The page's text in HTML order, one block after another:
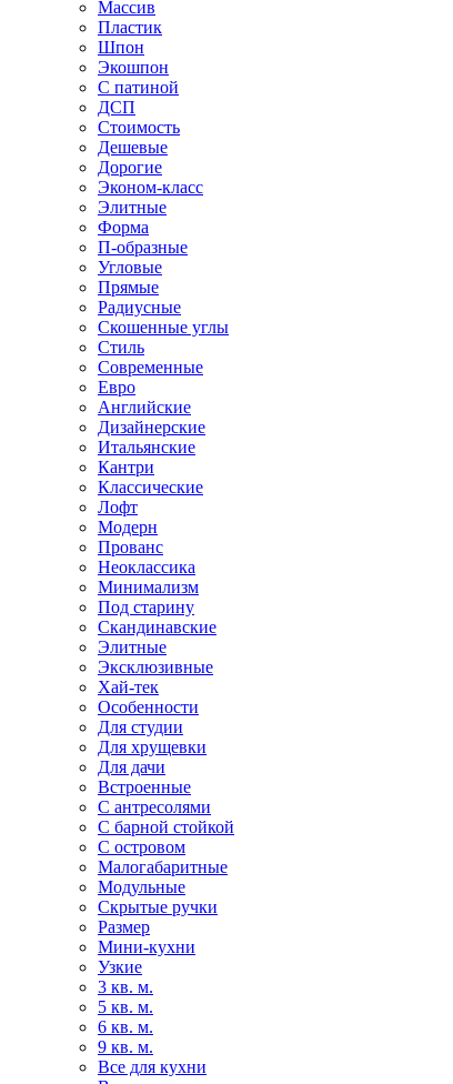
Массив
Пластик
Шпон
Экошпон
С патиной
ДСП
Стоимость
Дешевые
Дорогие
Эконом-класс
Элитные
Форма
П-образные
Угловые
Прямые
Радиусные
Скошенные углы
Стиль
Современные
Евро
Английские
Дизайнерские
Итальянские
Кантри
Классические
Лофт
Модерн
Прованс
Неоклассика
Минимализм
Под старину
Скандинавские
Элитные
Эксклюзивные
Хай-тек
Особенности
Для студии
Для хрущевки
Для дачи
Встроенные
С антресолями
С барной стойкой
С островом
Малогабаритные
Модульные
Скрытые ручки
Размер
Мини-кухни
Узкие
3 кв. м.
5 кв. м.
6 кв. м.
9 кв. м.
Все для кухни